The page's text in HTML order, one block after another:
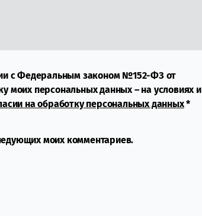
с Федеральным законом №152-ФЗ от
моих персональных данных – на условиях и
на обработку персональных данных*
моих комментариев.